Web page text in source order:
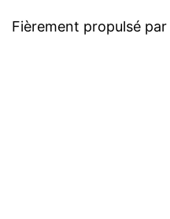
Fièrement propulsé par